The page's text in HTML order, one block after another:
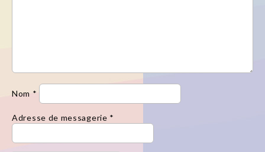
Nom *
Adresse de messagerie *